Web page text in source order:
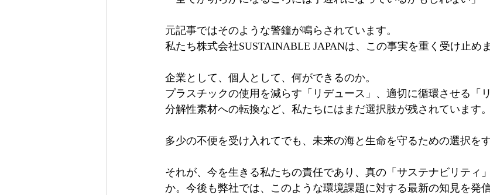
元記事ではそのような警鐘が鳴らされています。
私たち株式会社SUSTAINABLE JAPANは、この事実を重く受け止めま
企業として、個人として、何ができるのか。
プラスチックの使用を減らす「リデュース」、適切に循環させる「
分解性素材への転換など、私たちにはまだ選択肢が残されています。
多少の不便を受け入れてでも、未来の海と生命を守るための選択をす
それが、今を生きる私たちの責任であり、真の「サステナビリティ
か。今後も弊社では、このような環境課題に対する最新の知見を発